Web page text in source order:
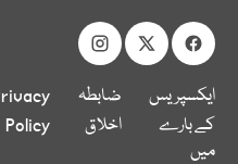
ایکسپریس
کے بارے
میں
ضابطہ
اخلاق Policy